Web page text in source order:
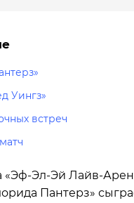
Уингз»
встреч
«Эф-Эл-Эй Лайв-
Пантерз»